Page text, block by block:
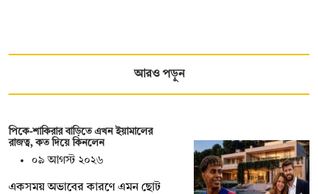
আরও পড়ুন
পিকে-শাকিরার বাড়িতে এখন ইয়ামালের
রাজত্ব, কত দিয়ে কিনলেন
০৯ আগস্ট ২০২৬
একসময় অভাবের কারণে এমন ছোট